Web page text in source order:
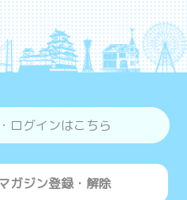
ログインはこちら
ガジン登録・解除